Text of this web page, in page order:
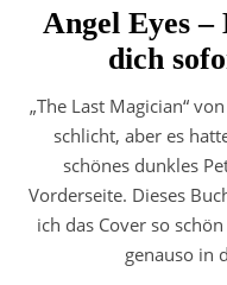
Angel Eyes –
dich
„The Last Magician“
schlicht, aber es
schönes dunkles
Vorderseite. Dieses
ich das Cover so
genauso in